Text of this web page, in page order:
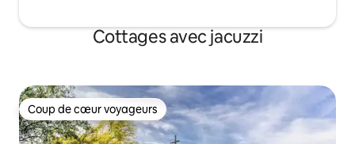
Cottages avec jacuzzi
Coup de cœur voyageurs
Coup de cœur voyageurs